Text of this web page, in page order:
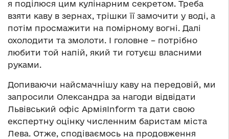
я поділюся цим кулінарним секретом. Треба
взяти каву в зернах, трішки її замочити у воді, а
потім просмажити на помірному вогні. Далі
охолодити та змолоти. І головне – потрібно
любити той напій, який ти готуєш власними
руками.
Допиваючи найсмачнішу каву на передовій, ми
запросили Олександра за нагоди відвідати
Львівський офіс АрміяInform та дати свою
експертну оцінку численним баристам міста
Лева. Отже, сподіваємось на продовження